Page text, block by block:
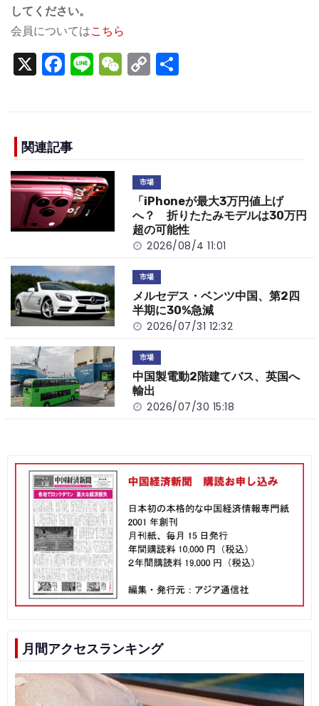
してください。
会員についてはこちら
X F
a
e
b
o
o
k
Li
n
W
e
C
o
n
k
関連記事
市場
「iPhoneが最大3万円値上げ
へ？ 折りたたみモデルは30万円
超の可能性
2026/08/4 11:01
市場
メルセデス・ベンツ中国、第2四
半期に30%急減
2026/07/31 12:32
市場
中国製電動2階建てバス、英国へ
輸出
2026/07/30 15:18
月間アクセスランキング